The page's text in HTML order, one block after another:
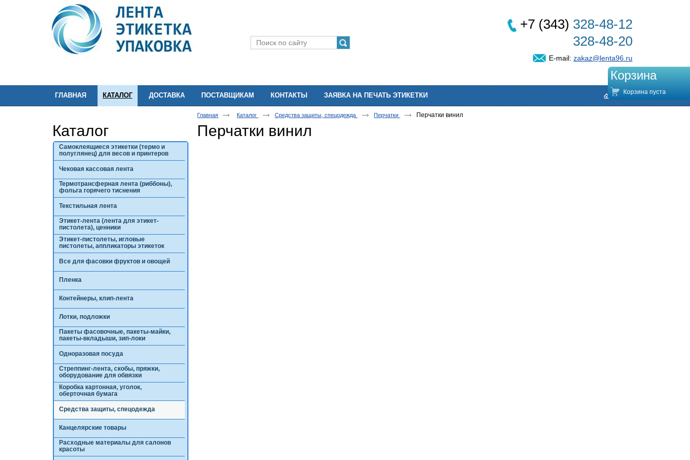
+7 (343) 328-48-12
328-48-20
E-mail: zakaz@lenta96.ru
ГЛАВНАЯ КАТАЛОГ ДОСТАВКА ПОСТАВЩИКАМ КОНТАКТЫ ЗАЯВКА НА ПЕЧАТЬ ЭТИКЕТКИ
Каталог
Самоклеящиеся этикетки (термо и
полуглянец) для весов и принтеров
Чековая кассовая лента
Термотрансферная лента (риббоны),
фольга горячего тиснения
Текстильная лента
Этикет-лента (лента для этикет-
пистолета), ценники
Этикет-пистолеты, игловые
пистолеты, аппликаторы этикеток
Все для фасовки фруктов и овощей
Пленка
Контейнеры, клип-лента
Лотки, подложки
Пакеты фасовочные, пакеты-майки,
пакеты-вкладыши, зип-локи
Одноразовая посуда
Стреппинг-лента, скобы, пряжки,
оборудование для обвязки
Коробка картонная, уголок,
оберточная бумага
Средства защиты, спецодежда
Канцелярские товары
Расходные материалы для салонов
красоты
Корзина
Корзина пуста
Главная Каталог Средства защиты, спецодежда Перчатки Перчатки винил
Перчатки винил